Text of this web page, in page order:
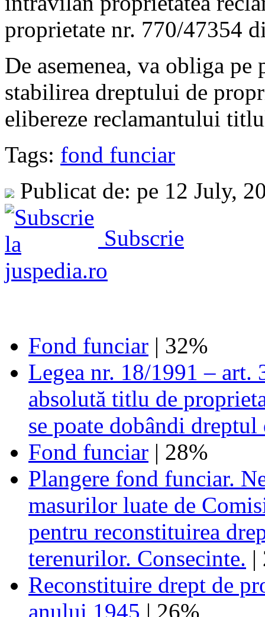
proprietate nr. 770/47354
De asemenea, va obliga
stabilirea dreptului de
elibereze reclamantului
Tags: fond funciar
Publicat de: pe 12 July,
Subscrie
Fond funciar | 32%
Legea nr. 18/1991 – art.
absolută titlu de
se poate dobândi
Fond funciar | 28%
Plangere fond funciar.
masurilor luate de
pentru reconstituirea
terenurilor. Consecinte. |
Reconstituire drept de
anului 1945 | 26%